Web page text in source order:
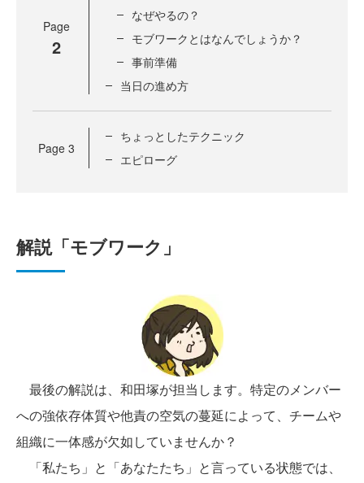
Page
2
なぜやるの？
モブワークとはなんでしょうか？
事前準備
当日の進め方
Page 3
ちょっとしたテクニック
エピローグ
解説「モブワーク」
最後の解説は、和田塚が担当します。特定のメンバー
への強依存体質や他責の空気の蔓延によって、チームや
組織に一体感が欠如していませんか？
「私たち」と「あなたたち」と言っている状態では、